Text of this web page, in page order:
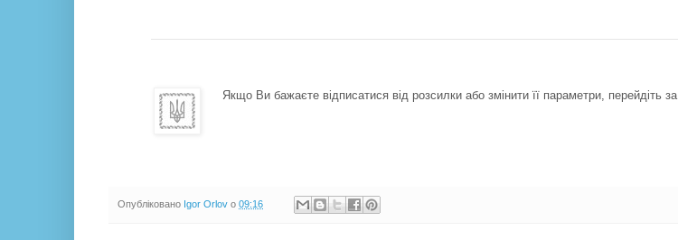
Якщо Ви бажаєте відписатися від розсилки або змінити її параметри, перейдіть за
Опубліковано Igor Orlov о 09:16